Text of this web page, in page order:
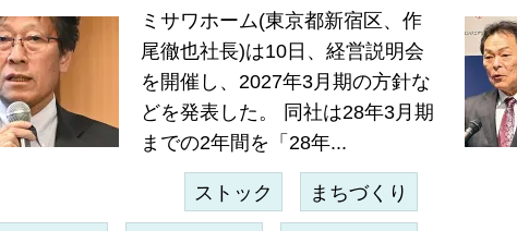
ミサワホーム(東京都新宿区、作
尾徹也社長)は10日、経営説明会
を開催し、2027年3月期の方針な
どを発表した。 同社は28年3月期
までの2年間を「28年...
ストック まちづくり